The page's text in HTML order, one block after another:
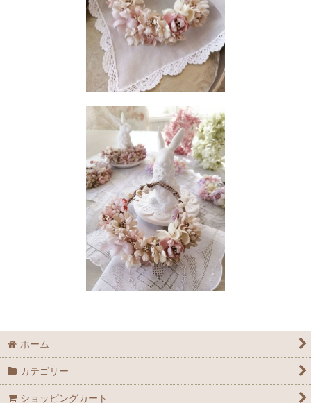
ホーム
カテゴリー
ショッピングカート